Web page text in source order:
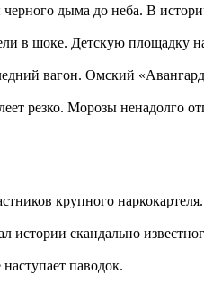
дыма до неба. В
в шоке. Детскую площадку
вагон. Омский
резко. Морозы ненадолго
крупного наркокартеля.
истории скандально
паводок.